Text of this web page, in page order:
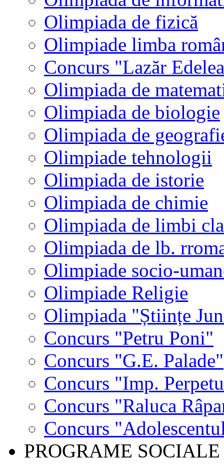
Olimpiada de fizică
Olimpiade limba
Concurs "Lazăr
Olimpiada de
Olimpiada de biologie
Olimpiada de
Olimpiade tehnologii
Olimpiada de istorie
Olimpiada de chimie
Olimpiada de limbi
Olimpiada de lb.
Olimpiade socio-
Olimpiade Religie
Olimpiada "Științe
Concurs "Petru Poni"
Concurs "G.E. Palade"
Concurs "Imp.
Concurs "Raluca
Concurs
PROGRAME SOCIALE